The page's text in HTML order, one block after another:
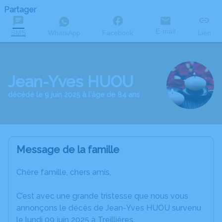
Partager
SMS WhatsApp Facebook E-mail Lien
Jean-Yves HUOU
décédé le 9 juin 2025 à l'âge de 84 ans
Message de la famille
Chère famille, chers amis,
C’est avec une grande tristesse que nous vous
annonçons le décès de Jean-Yves HUOU survenu
le lundi 09 juin 2025 à Treillières.